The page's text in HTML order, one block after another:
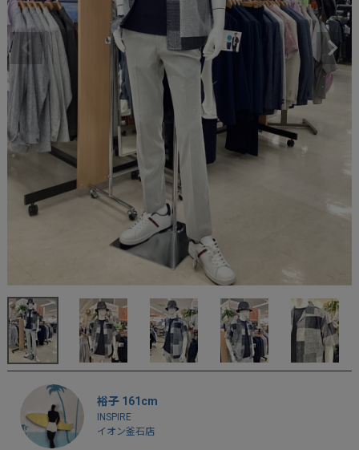
裕子 161cm
INSPIRE
イオン釜石店